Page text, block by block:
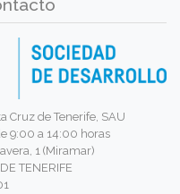
Cruz de Tenerife, SAU
9:00 a 14:00 horas
1 (Miramar)
TENERIFE